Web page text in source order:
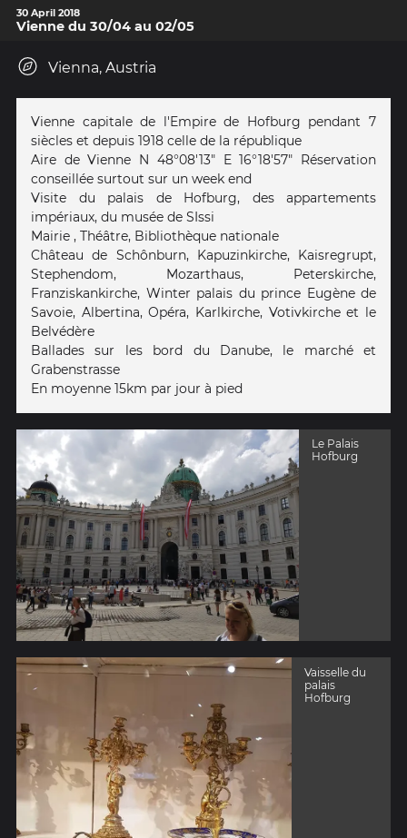
30 April 2018
Vienne du 30/04 au 02/05
Vienna, Austria
Vienne capitale de l'Empire de Hofburg pendant 7
siècles et depuis 1918 celle de la république
Aire de Vienne N 48°08'13" E 16°18'57" Réservation
conseillée surtout sur un week end
Visite du palais de Hofburg, des appartements
impériaux, du musée de SIssi
Mairie , Théâtre, Bibliothèque nationale
Château de Schônburn, Kapuzinkirche, Kaisregrupt,
Stephendom, Mozarthaus, Peterskirche,
Franziskankirche, Winter palais du prince Eugène de
Savoie, Albertina, Opéra, Karlkirche, Votivkirche et le
Belvédère
Ballades sur les bord du Danube, le marché et
Grabenstrasse
En moyenne 15km par jour à pied
Le Palais
Hofburg
Vaisselle du
palais
Hofburg